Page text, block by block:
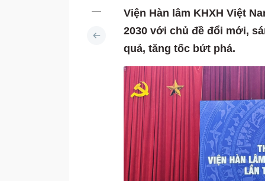
Viện Hàn lâm KHXH Việt
2030 với chủ đề đổi mới,
quả, tăng tốc bứt phá.